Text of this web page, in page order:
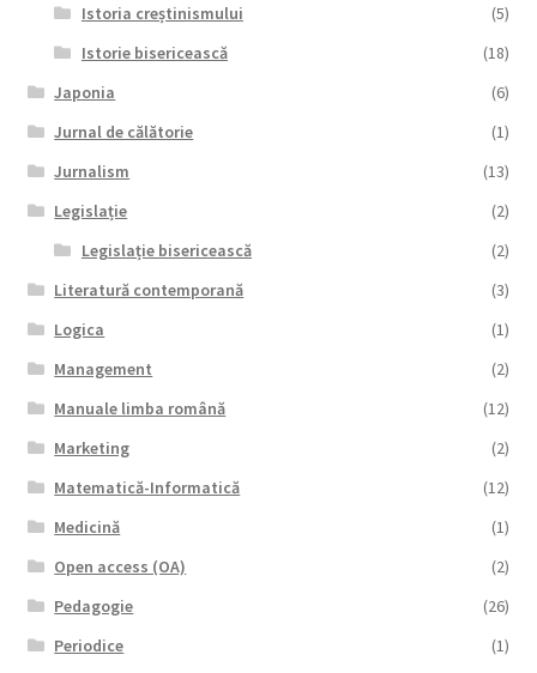
Istoria creștinismului
(5)
Istorie bisericească
(18)
Japonia
(6)
Jurnal de călătorie
(1)
Jurnalism
(13)
Legislație
(2)
Legislație bisericească
(2)
Literatură contemporană
(3)
Logica
(1)
Management
(2)
Manuale limba română
(12)
Marketing
(2)
Matematică-Informatică
(12)
Medicină
(1)
Open access (OA)
(2)
Pedagogie
(26)
Periodice
(1)